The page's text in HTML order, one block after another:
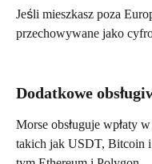
Jeśli mieszkasz poza
przechowywane jako
Dodatkowe
Morse obsługuje wpłaty w
takich jak USDT, Bitcoin